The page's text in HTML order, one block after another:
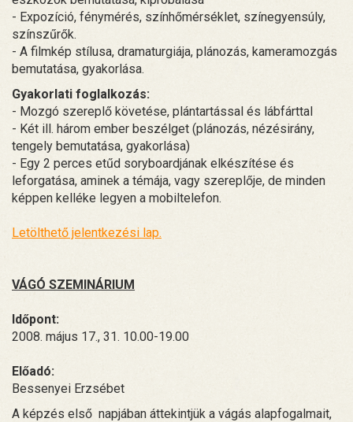
- Expozíció, fénymérés, színhőmérséklet, színegyensúly,
színszűrők.
- A filmkép stílusa, dramaturgiája, plánozás, kameramozgás
bemutatása, gyakorlása.
Gyakorlati foglalkozás:
- Mozgó szereplő követése, plántartással és lábfárttal
- Két ill. három ember beszélget (plánozás, nézésirány,
tengely bemutatása, gyakorlása)
- Egy 2 perces etűd soryboardjának elkészítése és
leforgatása, aminek a témája, vagy szereplője, de minden
képpen kelléke legyen a mobiltelefon.
Letölthető jelentkezési lap.
VÁGÓ SZEMINÁRIUM
Időpont:
2008. május 17., 31. 10.00-19.00
Előadó:
Bessenyei Erzsébet
A képzés első napjában áttekintjük a vágás alapfogalmait,